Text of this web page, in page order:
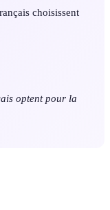
choisissent
optent pour la